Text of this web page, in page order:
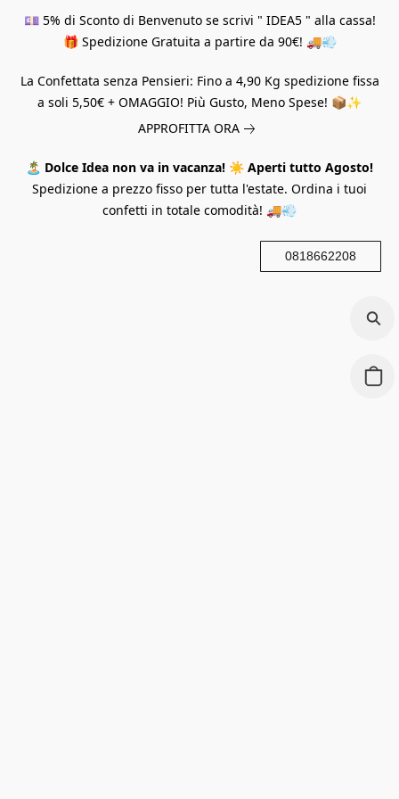
💷 5% di Sconto di Benvenuto se scrivi " IDEA5 " alla cassa!
🎁 Spedizione Gratuita a partire da 90€! 🚚💨
La Confettata senza Pensieri: Fino a 4,90 Kg spedizione fissa
a soli 5,50€ + OMAGGIO! Più Gusto, Meno Spese! 📦✨
APPROFITTA ORA
🏝️ Dolce Idea non va in vacanza! ☀️ Aperti tutto Agosto!
Spedizione a prezzo fisso per tutta l'estate. Ordina i tuoi
confetti in totale comodità! 🚚💨
0818662208